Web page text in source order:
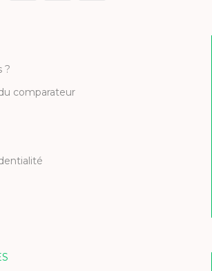
?
comparateur